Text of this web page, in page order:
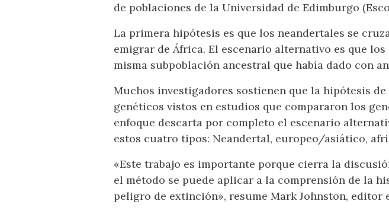
de poblaciones de la Universidad de Edimburgo
La primera hipótesis es que los neandertales se
emigrar de África. El escenario alternativo es que
misma subpoblación ancestral que había dado con
Muchos investigadores sostienen que la hipótesis
genéticos vistos en estudios que compararon los
enfoque descarta por completo el escenario
estos cuatro tipos: Neandertal, europeo/asiático,
«Este trabajo es importante porque cierra la
el método se puede aplicar a la comprensión de la
peligro de extinción», resume Mark Johnston, editor